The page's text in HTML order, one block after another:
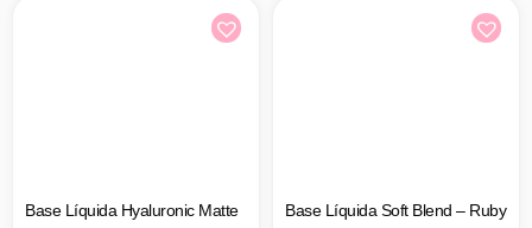
Base Líquida Hyaluronic Matte
Base Líquida Soft Blend – Ruby